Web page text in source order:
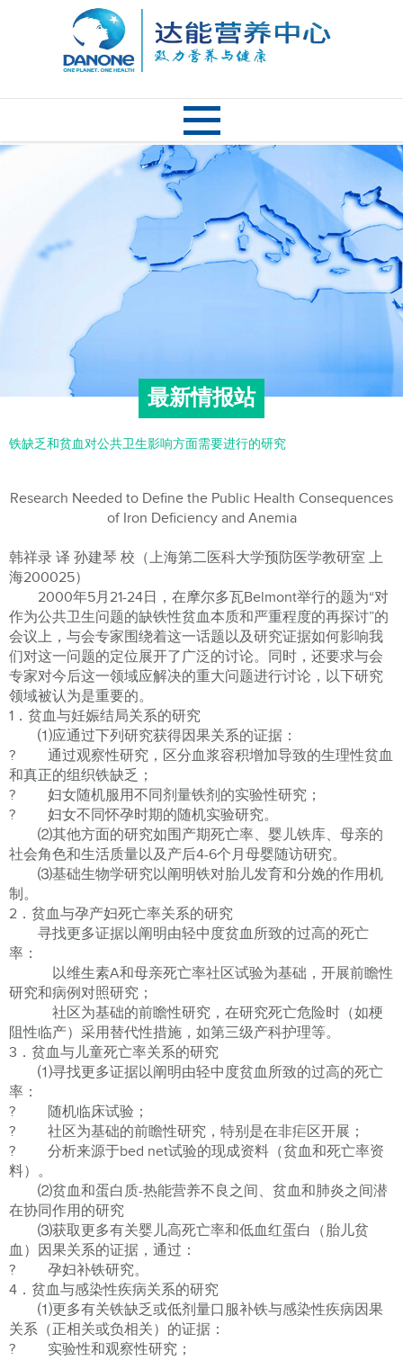
最新情报站
铁缺乏和贫血对公共卫生影响方面需要进行的研究
Research Needed to Define the Public Health Consequences
of Iron Deficiency and Anemia
韩祥录 译 孙建琴 校（上海第二医科大学预防医学教研室 上
海200025）
2000年5月21-24日，在摩尔多瓦Belmont举行的题为“对
作为公共卫生问题的缺铁性贫血本质和严重程度的再探讨”的
会议上，与会专家围绕着这一话题以及研究证据如何影响我
们对这一问题的定位展开了广泛的讨论。同时，还要求与会
专家对今后这一领域应解决的重大问题进行讨论，以下研究
领域被认为是重要的。
1．贫血与妊娠结局关系的研究
⑴应通过下列研究获得因果关系的证据：
? 通过观察性研究，区分血浆容积增加导致的生理性贫血
和真正的组织铁缺乏；
? 妇女随机服用不同剂量铁剂的实验性研究；
? 妇女不同怀孕时期的随机实验研究。
⑵其他方面的研究如围产期死亡率、婴儿铁库、母亲的
社会角色和生活质量以及产后4-6个月母婴随访研究。
⑶基础生物学研究以阐明铁对胎儿发育和分娩的作用机
制。
2．贫血与孕产妇死亡率关系的研究
寻找更多证据以阐明由轻中度贫血所致的过高的死亡
率：
以维生素A和母亲死亡率社区试验为基础，开展前瞻性
研究和病例对照研究；
社区为基础的前瞻性研究，在研究死亡危险时（如梗
阻性临产）采用替代性措施，如第三级产科护理等。
3．贫血与儿童死亡率关系的研究
⑴寻找更多证据以阐明由轻中度贫血所致的过高的死亡
率：
? 随机临床试验；
? 社区为基础的前瞻性研究，特别是在非疟区开展；
? 分析来源于bed net试验的现成资料（贫血和死亡率资
料）。
⑵贫血和蛋白质-热能营养不良之间、贫血和肺炎之间潜
在协同作用的研究
⑶获取更多有关婴儿高死亡率和低血红蛋白（胎儿贫
血）因果关系的证据，通过：
? 孕妇补铁研究。
4．贫血与感染性疾病关系的研究
⑴更多有关铁缺乏或低剂量口服补铁与感染性疾病因果
关系（正相关或负相关）的证据：
? 实验性和观察性研究；